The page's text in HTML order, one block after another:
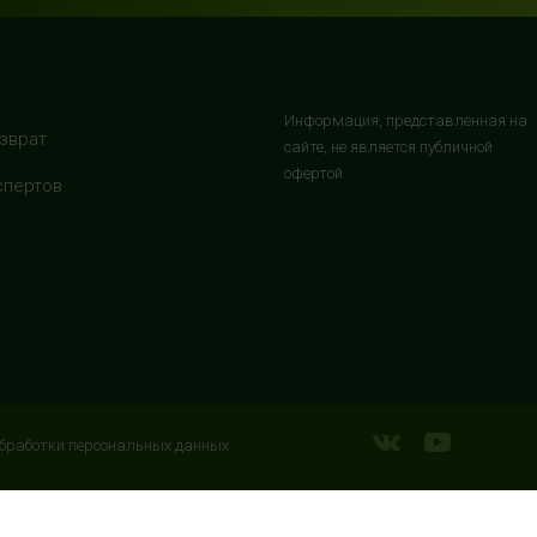
Информация, представленная на
сайте, не является публичной
офертой
персональных данных